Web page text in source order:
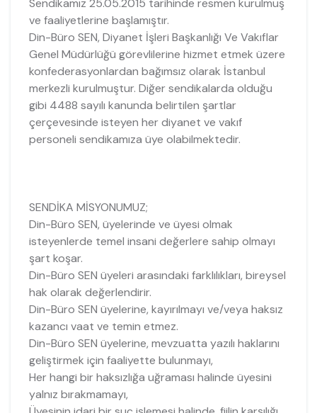
ve faaliyetlerine başlamıştır.
Din-Büro SEN, Diyanet İşleri Başkanlığı Ve Vakıflar
Genel Müdürlüğü görevlilerine hizmet etmek üzere
konfederasyonlardan bağımsız olarak İstanbul
merkezli kurulmuştur. Diğer sendikalarda olduğu
gibi 4488 sayılı kanunda belirtilen şartlar
çerçevesinde isteyen her diyanet ve vakıf
personeli sendikamıza üye olabilmektedir.
SENDİKA MİSYONUMUZ;
Din-Büro SEN, üyelerinde ve üyesi olmak
isteyenlerde temel insani değerlere sahip olmayı
şart koşar.
Din-Büro SEN üyeleri arasındaki farklılıkları, bireysel
hak olarak değerlendirir.
Din-Büro SEN üyelerine, kayırılmayı ve/veya haksız
kazancı vaat ve temin etmez.
Din-Büro SEN üyelerine, mevzuatta yazılı haklarını
geliştirmek için faaliyette bulunmayı,
Her hangi bir haksızlığa uğraması halinde üyesini
yalnız bırakmamayı,